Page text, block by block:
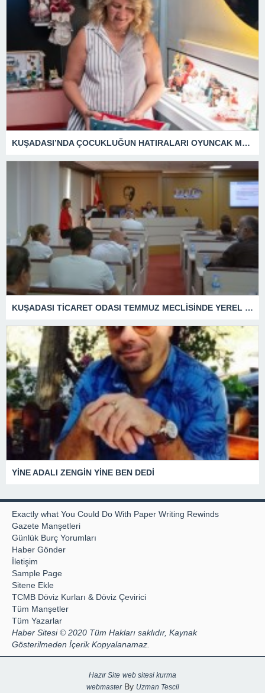
KUŞADASI’NDA ÇOCUKLUĞUN HATIRALARI OYUNCAK MÜZESİNDE HAYAT BULACAK
KUŞADASI TİCARET ODASI TEMMUZ MECLİSİNDE YEREL İŞLETMELERE ANLAMLI DESTEK
YİNE ADALI ZENGİN YİNE BEN DEDİ
Exactly what You Could Do With Paper Writing Rewinds
Gazete Manşetleri
Günlük Burç Yorumları
Haber Gönder
İletişim
Sample Page
Sitene Ekle
TCMB Döviz Kurları & Döviz Çevirici
Tüm Manşetler
Tüm Yazarlar
Haber Sitesi © 2020 Tüm Hakları saklıdır, Kaynak
Gösterilmeden İçerik Kopyalanamaz.
Hazır Site web sitesi kurma
webmasterBy Uzman Tescil